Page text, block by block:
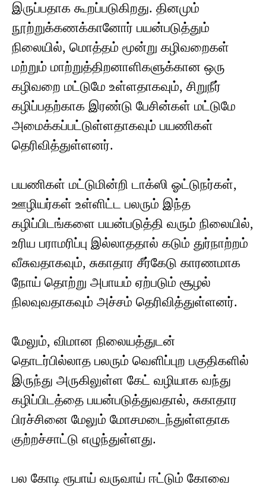
இருப்பதாக கூறப்படுகிறது. தினமும்
நூற்றுக்கணக்கானோர் பயன்படுத்தும்
நிலையில், மொத்தம் மூன்று கழிவறைகள்
மற்றும் மாற்றுத்திறனாளிகளுக்கான ஒரு
கழிவறை மட்டுமே உள்ளதாகவும், சிறுநீர்
கழிப்பதற்காக இரண்டு பேசின்கள் மட்டுமே
அமைக்கப்பட்டுள்ளதாகவும் பயணிகள்
தெரிவித்துள்ளனர்.
பயணிகள் மட்டுமின்றி டாக்ஸி ஓட்டுநர்கள்,
ஊழியர்கள் உள்ளிட்ட பலரும் இந்த
கழிப்பிடங்களை பயன்படுத்தி வரும் நிலையில்,
உரிய பராமரிப்பு இல்லாததால் கடும் துர்நாற்றம்
வீசுவதாகவும், சுகாதார சீர்கேடு காரணமாக
நோய் தொற்று அபாயம் ஏற்படும் சூழல்
நிலவுவதாகவும் அச்சம் தெரிவித்துள்ளனர்.
மேலும், விமான நிலையத்துடன்
தொடர்பில்லாத பலரும் வெளிப்புற பகுதிகளில்
இருந்து அருகிலுள்ள கேட் வழியாக வந்து
கழிப்பிடத்தை பயன்படுத்துவதால், சுகாதார
பிரச்சினை மேலும் மோசமடைந்துள்ளதாக
குற்றச்சாட்டு எழுந்துள்ளது.
பல கோடி ரூபாய் வருவாய் ஈட்டும் கோவை